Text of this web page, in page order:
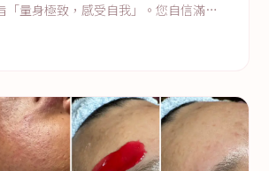
「量身極致，感受自我」。您自信滿意